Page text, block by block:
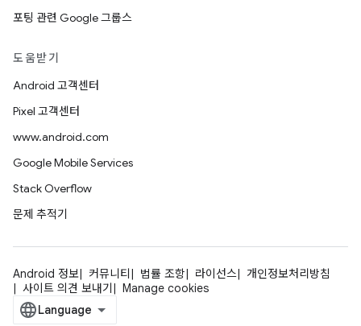
포팅 관련 Google 그룹스
도움받기
Android 고객센터
Pixel 고객센터
www.android.com
Google Mobile Services
Stack Overflow
문제 추적기
Android 정보 커뮤니티 법률 조항 라이선스
개인정보처리방침
사이트 의견 보내기
Manage cookies